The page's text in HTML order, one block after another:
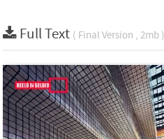
Full Text ( Final Version , 2mb )